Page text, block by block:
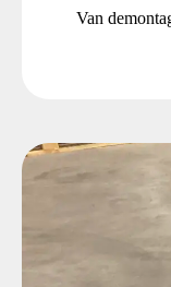
Van